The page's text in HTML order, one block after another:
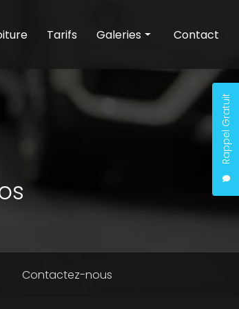
Rappel Gratuit
Tarifs Galeries
Nettoyage auto
Vente de voiture
Contact
Contactez-nous